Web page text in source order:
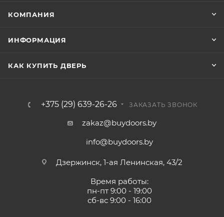
КОМПАНИЯ
ИНФОРМАЦИЯ
КАК КУПИТЬ ДВЕРЬ
+375 (29) 639-26-26 ЗАКАЗАТЬ ЗВОНОК
zakaz@buydoors.by
info@buydoors.by
Дзержинск, 1-ая Ленинская, 43/2
Время работы:
пн-пт 9:00 - 19:00
сб-вс 9:00 - 16:00